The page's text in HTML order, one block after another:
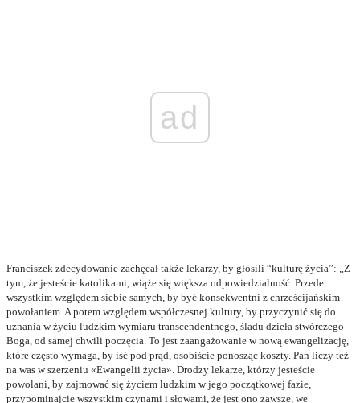
ad
Franciszek zdecydowanie zachęcał także lekarzy, by głosili “kulturę życia”: „Z
tym, że jesteście katolikami, wiąże się większa odpowiedzialność. Przede
wszystkim względem siebie samych, by być konsekwentni z chrześcijańskim
powołaniem. A potem względem współczesnej kultury, by przyczynić się do
uznania w życiu ludzkim wymiaru transcendentnego, śladu dzieła stwórczego
Boga, od samej chwili poczęcia. To jest zaangażowanie w nową ewangelizację,
które często wymaga, by iść pod prąd, osobiście ponosząc koszty. Pan liczy też
na was w szerzeniu «Ewangelii życia». Drodzy lekarze, którzy jesteście
powołani, by zajmować się życiem ludzkim w jego początkowej fazie,
przypominajcie wszystkim czynami i słowami, że jest ono zawsze, we